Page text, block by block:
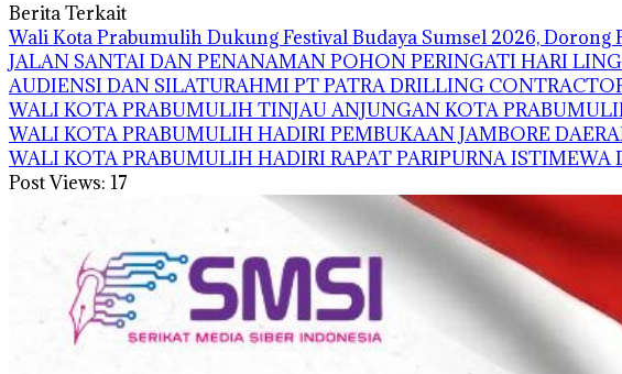
Berita Terkait
Wali Kota Prabumulih Dukung Festival Budaya Sumsel 2026,
JALAN SANTAI DAN PENANAMAN POHON PERINGATI HARI
AUDIENSI DAN SILATURAHMI PT PATRA DRILLING
WALI KOTA PRABUMULIH TINJAU ANJUNGAN KOTA
WALI KOTA PRABUMULIH HADIRI PEMBUKAAN JAMBORE
WALI KOTA PRABUMULIH HADIRI RAPAT PARIPURNA
Post Views: 17